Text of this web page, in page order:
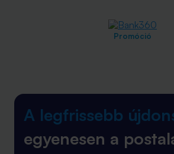
Promóció
A legfrissebb
egyenesen a